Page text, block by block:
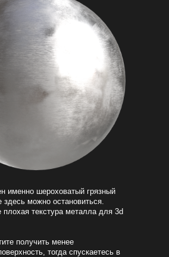
именно шероховатый грязный
здесь можно остановиться.
плохая текстура металла для 3d
получить менее
тогда спускаетесь в